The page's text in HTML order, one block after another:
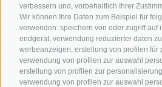
verbessern und, vorbehaltlich Ihrer
Wir können Ihre Daten zum Beispiel für
verwenden: speichern von oder zugriff auf
endgerät, verwendung reduzierter daten
werbeanzeigen, erstellung von profilen für
verwendung von profilen zur auswahl
erstellung von profilen zur
verwendung von profilen zur auswahl
Urlaubspakete
Unsere Gutscheine
Hot Deals
Bike & Work
Südtirol
Südtirol
Radwege
Bikeshops